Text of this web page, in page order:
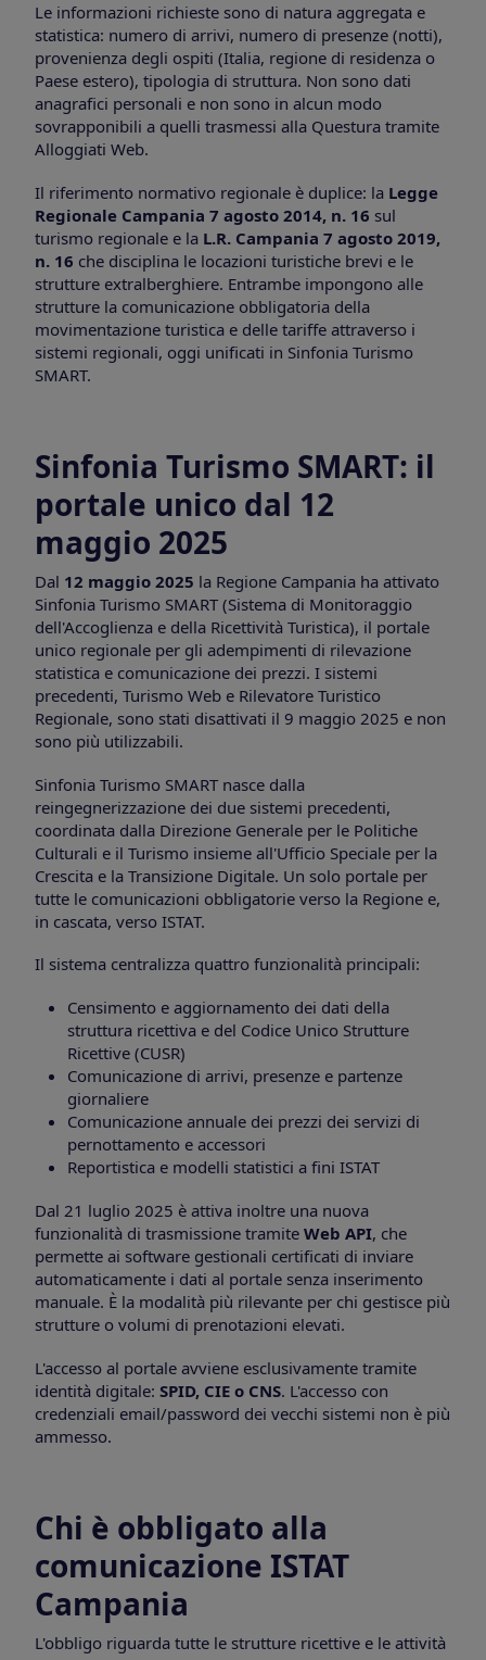
Le informazioni richieste sono di natura aggregata e
statistica: numero di arrivi, numero di presenze (notti),
provenienza degli ospiti (Italia, regione di residenza o
Paese estero), tipologia di struttura. Non sono dati
anagrafici personali e non sono in alcun modo
sovrapponibili a quelli trasmessi alla Questura tramite
Alloggiati Web.
Il riferimento normativo regionale è duplice: la Legge
Regionale Campania 7 agosto 2014, n. 16 sul
turismo regionale e la L.R. Campania 7 agosto 2019,
n. 16 che disciplina le locazioni turistiche brevi e le
strutture extralberghiere. Entrambe impongono alle
strutture la comunicazione obbligatoria della
movimentazione turistica e delle tariffe attraverso i
sistemi regionali, oggi unificati in Sinfonia Turismo
SMART.
Sinfonia Turismo SMART: il
portale unico dal 12
maggio 2025
Dal 12 maggio 2025 la Regione Campania ha attivato
Sinfonia Turismo SMART (Sistema di Monitoraggio
dell'Accoglienza e della Ricettività Turistica), il portale
unico regionale per gli adempimenti di rilevazione
statistica e comunicazione dei prezzi. I sistemi
precedenti, Turismo Web e Rilevatore Turistico
Regionale, sono stati disattivati il 9 maggio 2025 e non
sono più utilizzabili.
Sinfonia Turismo SMART nasce dalla
reingegnerizzazione dei due sistemi precedenti,
coordinata dalla Direzione Generale per le Politiche
Culturali e il Turismo insieme all'Ufficio Speciale per la
Crescita e la Transizione Digitale. Un solo portale per
tutte le comunicazioni obbligatorie verso la Regione e,
in cascata, verso ISTAT.
Il sistema centralizza quattro funzionalità principali:
Censimento e aggiornamento dei dati della
struttura ricettiva e del Codice Unico Strutture
Ricettive (CUSR)
Comunicazione di arrivi, presenze e partenze
giornaliere
Comunicazione annuale dei prezzi dei servizi di
pernottamento e accessori
Reportistica e modelli statistici a fini ISTAT
Dal 21 luglio 2025 è attiva inoltre una nuova
funzionalità di trasmissione tramite Web API, che
permette ai software gestionali certificati di inviare
automaticamente i dati al portale senza inserimento
manuale. È la modalità più rilevante per chi gestisce più
strutture o volumi di prenotazioni elevati.
L'accesso al portale avviene esclusivamente tramite
identità digitale: SPID, CIE o CNS. L'accesso con
credenziali email/password dei vecchi sistemi non è più
ammesso.
Chi è obbligato alla
comunicazione ISTAT
Campania
L'obbligo riguarda tutte le strutture ricettive e le attività